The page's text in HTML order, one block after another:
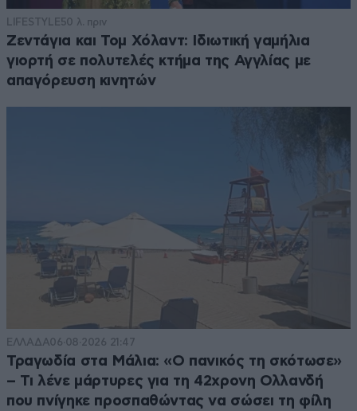
LIFESTYLE50 λ. πριν
Ζεντάγια και Τομ Χόλαντ: Ιδιωτική γαμήλια
γιορτή σε πολυτελές κτήμα της Αγγλίας με
απαγόρευση κινητών
ΕΛΛΑΔΑ06·08·2026 21:47
Τραγωδία στα Μάλια: «Ο πανικός τη σκότωσε»
– Τι λένε μάρτυρες για τη 42χρονη Ολλανδή
που πνίγηκε προσπαθώντας να σώσει τη φίλη